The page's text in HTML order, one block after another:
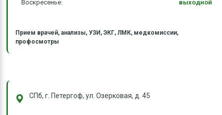
Воскресенье:
выходной
Прием врачей, анализы, УЗИ, ЭКГ, ЛМК, медкомиссии,
профосмотры
СПб, г. Петергоф, ул. Озерковая, д. 45